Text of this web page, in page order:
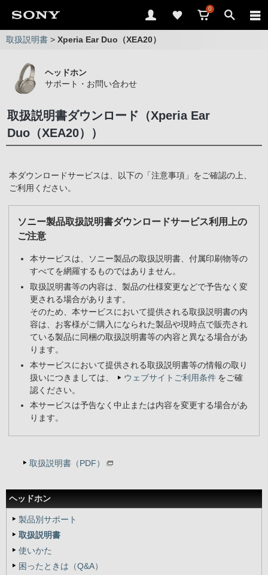
0
取扱説明書 > Xperia Ear Duo（XEA20）
ヘッドホン
サポート・お問い合わせ
ヘッドホン
製品別サポート
取扱説明書
使いかた
困ったときは（Q&A）
取扱説明書ダウンロード（Xperia Ear
Duo（XEA20））
本ダウンロードサービスは、以下の「注意事項」をご確認の上、
ご利用ください。
ソニー製品取扱説明書ダウンロードサービス利用上の
ご注意
本サービスは、ソニー製品の取扱説明書、付属印刷物等の
すべてを網羅するものではありません。
取扱説明書等の内容は、製品の仕様変更などで予告なく変
更される場合があります。
そのため、本サービスにおいて提供される取扱説明書の内
容は、お客様がご購入になられた製品や現時点で販売され
ている製品に同梱の取扱説明書等の内容と異なる場合があ
ります。
本サービスにおいて提供される取扱説明書等の情報の取り
扱いにつきましては、
ウェブサイトご利用条件 をご確
認ください。
本サービスは予告なく中止または内容を変更する場合があ
ります。
取扱説明書（PDF）